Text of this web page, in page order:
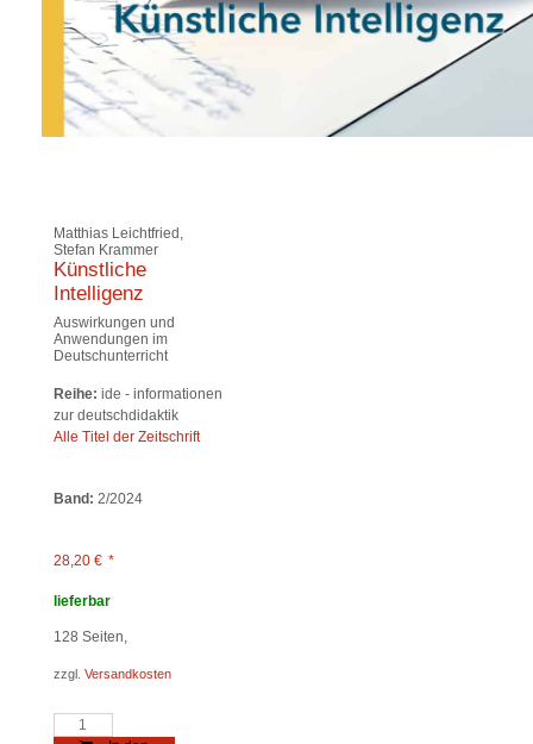
Matthias Leichtfried,
Stefan Krammer
Künstliche
Intelligenz
Auswirkungen und
Anwendungen im
Deutschunterricht
Reihe: ide - informationen
zur deutschdidaktik
Alle Titel der Zeitschrift
Band: 2/2024
28,20 € *
lieferbar
128 Seiten,
zzgl. Versandkosten
Künstliche
Intelligenz